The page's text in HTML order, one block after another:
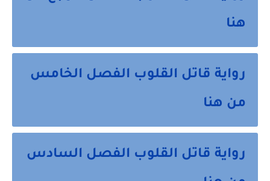
هنا
رواية قاتل القلوب الفصل الخامس
من هنا
رواية قاتل القلوب الفصل السادس